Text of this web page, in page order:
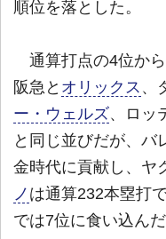
順位を落とした。
通算打点の4位から
阪急と オリックス 、
ー・ウェルズ、ロッ
と同じ並びだが、バ
金時代に貢献し、ヤ
ノ は通算232本塁打
では7位に食い込んだ